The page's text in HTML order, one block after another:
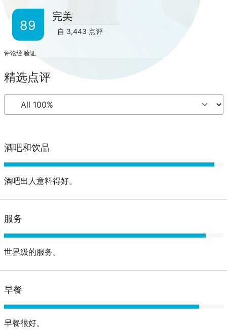
89
完美
自 3,443 点评
评论经 验证
精选点评
酒吧和饮品
酒吧出人意料得好。
服务
世界级的服务。
早餐
早餐很好。